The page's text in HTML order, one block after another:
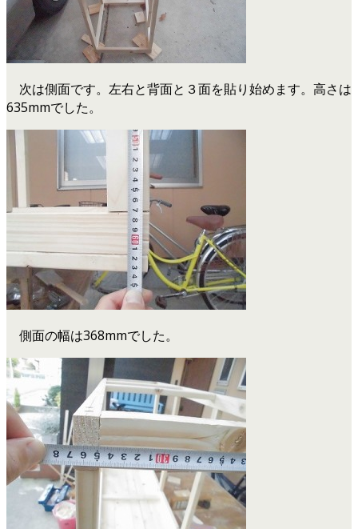
次は側面です。左右と背面と３面を貼り始めます。高さは
635mmでした。
側面の幅は368mmでした。